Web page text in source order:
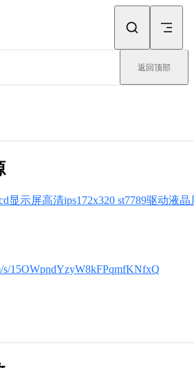
返回顶部
显示屏高清ips172x320 st7789驱动液晶
s/15OWpndYzyW8kFPqmfKNfxQ